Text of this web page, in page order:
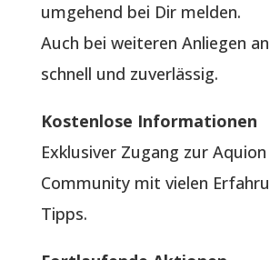
umgehend bei Dir melden.
Auch bei weiteren Anliegen
schnell und zuverlässig.
Kostenlose Informationen
Exklusiver Zugang zur
Community mit vielen
Tipps.